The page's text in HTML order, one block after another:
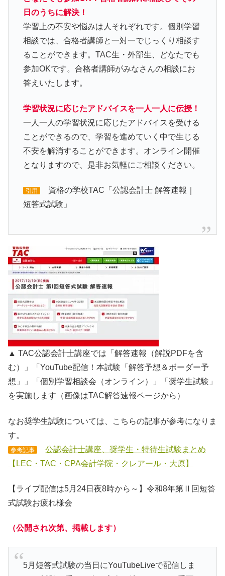
日のうちに解決！
学習上の不安や悩みは人それぞれです。個別学習
相談では、合格者講師と一対一でじっくり相談す
ることができます。TAC生・外部生、どなたでも
参加OKです。合格者講師がみなさんの相談にお
答えいたします。
学習状況に応じたアドバイスを一人一人に伝授！
一人一人の学習状況に応じたアドバイスを受ける
ことができるので、学習を進めていく中で生じる
不安を解消することができます。オンライン開催
となりますので、是非お気軽にご相談ください。
引用 資格の学校TAC「公認会計士 解答速報｜
短答式試験」
▲ TAC公認会計士講座では「解答速報（解説PDFを含
む）」「YouTube配信！本試験「解答予想＆ボーダー予
想」」「個別学習相談会（オンライン）」「奨学生試験」
を実施します（画像はTAC解答速報ページから）
なお奨学生試験については、こちらの記事が参考になりま
す。
参考記事
公認会計士講座、奨学生・特待生試験まとめ
【LEC・TAC・CPA会計学院・クレアール・大原】
【ライブ配信は5月24日夜8時から～】令和8年第Ⅱ回短答
式試験お疲れ様会
（公開され次第、掲載します）
5月短答式試験の当日にYouTubeLiveで配信しま